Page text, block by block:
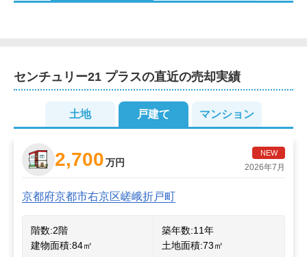
2
2
2
2
2 3
2
2
3
2
2
2
2
2
センチュリー21 プラスの直近の売却実績
土地 戸建て マンション
NEW
2,700万円 2026年7月
京都府京都市右京区嵯峨折戸町
階数:2階 築年数:11年
建物面積:84㎡ 土地面積:73㎡